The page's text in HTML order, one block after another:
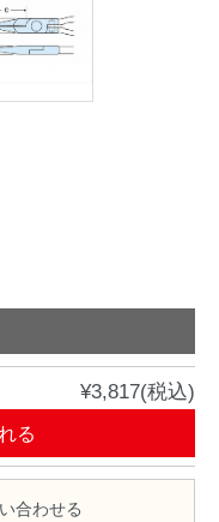
¥3,817(税込)
る
合わせる